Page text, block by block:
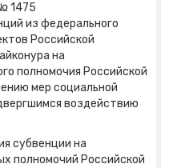
1475
из федерального
Российской
на
полномочия Российской
мер социальной
воздействию
субвенции на
полномочий Российской